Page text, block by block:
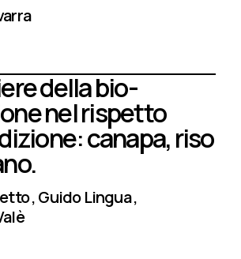
della bio-
nel rispetto
canapa, riso
Guido Lingua